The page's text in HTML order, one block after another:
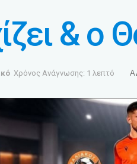
& ο
Χρόνος Ανάγνωσης: 1 λεπτό A